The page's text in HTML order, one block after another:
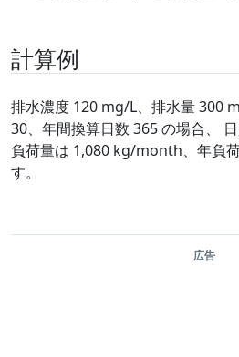
計算例
排水濃度 120 mg/L、排水量 300
30、年間換算日数 365 の場合、
負荷量は 1,080 kg/month、年負
す。
広告